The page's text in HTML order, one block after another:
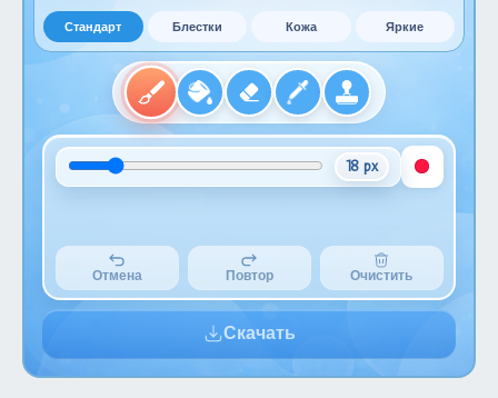
Стандарт Блестки Кожа Яркие
18 px
Отмена Повтор Очистить
Скачать